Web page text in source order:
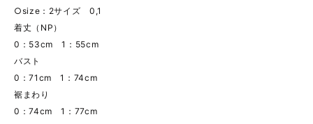
○size：2サイズ 0,1
着丈（NP）
0：53cm 1：55cm
バスト
0：71cm 1：74cm
裾まわり
0：74cm 1：77cm